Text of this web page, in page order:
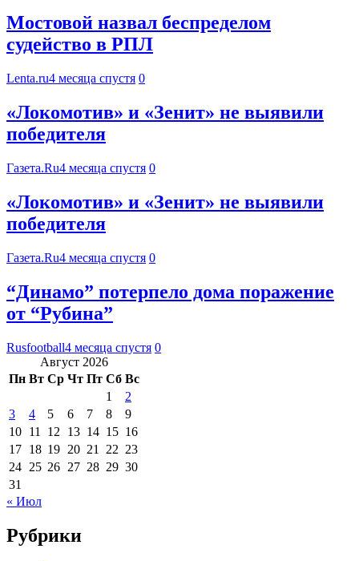
Мостовой назвал беспределом
судейство в РПЛ
Lenta.ru4 месяца спустя 0
«Локомотив» и «Зенит» не выявили
победителя
Газета.Ru4 месяца спустя 0
«Локомотив» и «Зенит» не выявили
победителя
Газета.Ru4 месяца спустя 0
“Динамо” потерпело дома поражение
от “Рубина”
Rusfootball4 месяца спустя 0
Август 2026
Пн Вт Ср Чт Пт Сб Вс
1
2
3
4 5 6 7 8
9
10 11 12 13 14 15 16
17 18 19 20 21 22 23
24 25 26 27 28 29 30
31
« Июл
Рубрики